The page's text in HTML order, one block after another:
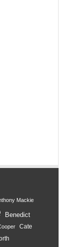
Mackie
Benedict
Cate